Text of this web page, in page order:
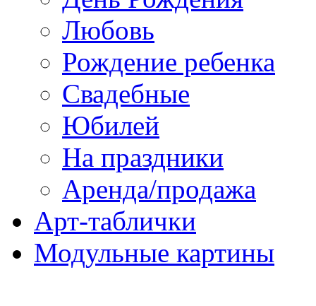
Любовь
Рождение ребенка
Свадебные
Юбилей
На праздники
Аренда/продажа
Арт-таблички
Модульные картины